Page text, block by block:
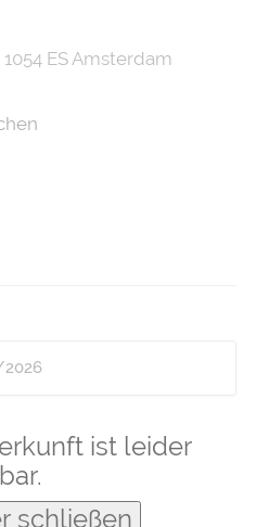
ist leider
schließen
ES Amsterdam